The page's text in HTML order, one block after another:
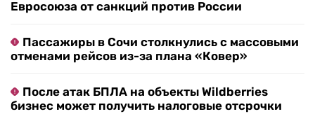
Евросоюза от санкций против России
Пассажиры в Сочи столкнулись с массовыми
отменами рейсов из-за плана «Ковер»
После атак БПЛА на объекты Wildberries
бизнес может получить налоговые отсрочки